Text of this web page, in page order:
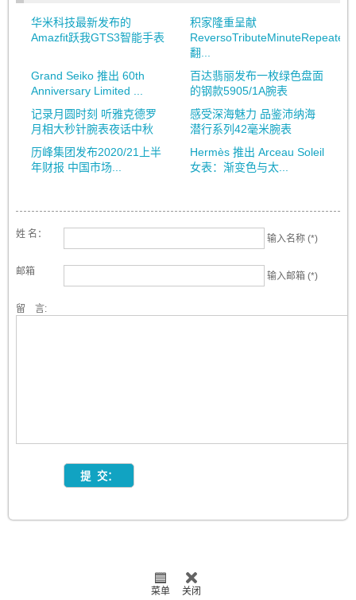
华米科技最新发布的
Amazfit跃我GTS3智能手表
积家隆重呈献
ReversoTributeMinuteRepeater
翻...
Grand Seiko 推出 60th
Anniversary Limited ...
百达翡丽发布一枚绿色盘面
的钢款5905/1A腕表
记录月圆时刻 听雅克德罗
月相大秒针腕表夜话中秋
感受深海魅力 品鉴沛纳海
潜行系列42毫米腕表
历峰集团发布2020/21上半
年财报 中国市场...
Hermès 推出 Arceau Soleil
女表：渐变色与太...
姓 名： 输入名称 (*)
邮箱 输入邮箱 (*)
留 言:
菜单 关闭